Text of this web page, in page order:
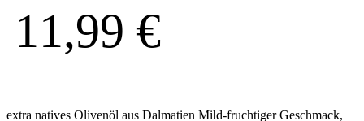
11,99 €
extra natives Olivenöl aus Dalmatien Mild-fruchtiger Geschmack,